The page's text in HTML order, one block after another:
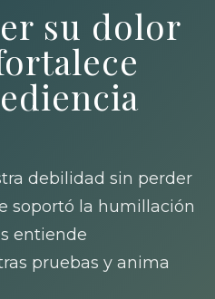
su dolor
debilidad sin perder
soportó la humillación
entiende
pruebas y anima